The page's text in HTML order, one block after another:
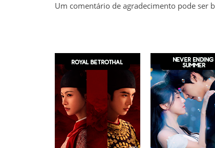
Um comentário de agradecimento pode ser